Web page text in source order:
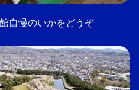
自慢のいかをどうぞ